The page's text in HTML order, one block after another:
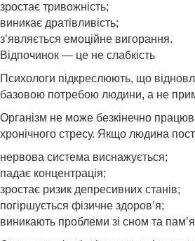
зростає тривожність;
виникає дратівливість;
з’являється емоційне вигорання.
Відпочинок — це не слабкість
Психологи підкреслюють, що
базовою потребою людини, а не
Організм не може безкінечно
хронічного стресу. Якщо людина
нервова система виснажується;
падає концентрація;
зростає ризик депресивних станів;
погіршується фізичне здоров’я;
виникають проблеми зі сном та